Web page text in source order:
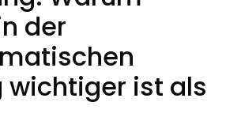
der
wichtiger ist als